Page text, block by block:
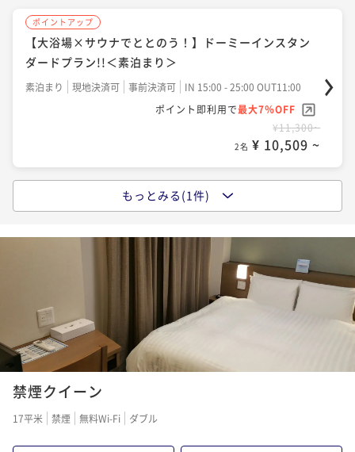
ポイントアップ
【Relux限定】ポイント10倍☆泊まってお得感謝プラ
ン≪朝食付き≫
¥18,092~
¥ 15,015 ~
【大浴場×サウナでととのう！】ドーミーインスタン
事前決済可
IN 15:00 - 25:00 OUT11:00
ポイント即利用で最大7％OFF
¥16,300~
¥ 15,159 ~
ポイントアップ
【15時イン-13時アウト】22時間ステイプラン≪朝食
付き≫
朝食付き 現地決済可 事前決済可
ポイント即利用で最大7％OFF
ポイントアップ
【大浴場×サウナでととのう！】ドーミーインスタン
ダードプラン!!＜素泊まり＞
素泊まり 現地決済可 事前決済可
IN 15:00 - 25:00 OUT11:00
ポイント即利用で最大7％OFF
¥11,300~
2名 ¥ 10,509 ~
【大浴場×サウナでととのう！】ドーミーインスタン
ダードプラン!!＜朝食付き＞
事前決済可
IN 15:00 - 25:00 OUT11:00
ポイント即利用で最大7％OFF
¥16,300~
もっとみる(1件)
禁煙クイーン
17平米 禁煙 無料Wi-Fi ダブル